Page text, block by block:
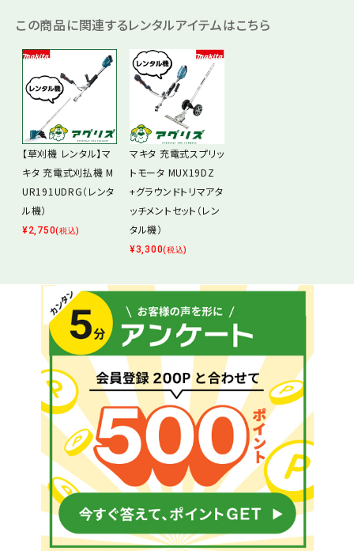
この商品に関連するレンタルアイテムはこちら
【草刈機 レンタル】マ
キタ 充電式刈払機 M
UR191UDRG（レンタ
ル機）
¥2,750(税込)
マキタ 充電式スプリッ
トモータ MUX19DZ
+グラウンドトリマアタ
ッチメントセット（レン
タル機）
¥3,300(税込)